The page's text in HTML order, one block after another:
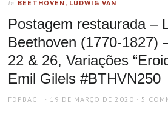
In BEETHOVEN, LUDWIG VAN
Postagem restaurada –
Beethoven (1770-1827)
22 & 26, Variações
Emil Gilels #BTHVN250
AUTHOR
FDPBACH
POSTED
19 DE MARÇO DE 2020 5